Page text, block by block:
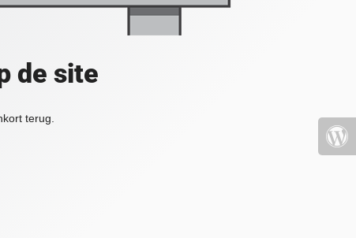
de site
terug.